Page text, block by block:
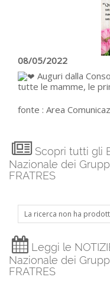
08/05/2022
Auguri dalla
tutte le mamme, le
fonte : Area
Scopri tutti gli
Nazionale dei
FRATRES
La ricerca non ha
Leggi le
Nazionale dei
FRATRES